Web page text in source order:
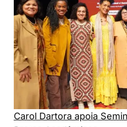
Carol Dartora apoia